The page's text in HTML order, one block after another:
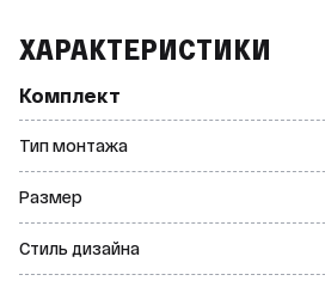
ХАРАКТЕРИСТИКИ
Комплект
Тип монтажа
Размер
Стиль дизайна